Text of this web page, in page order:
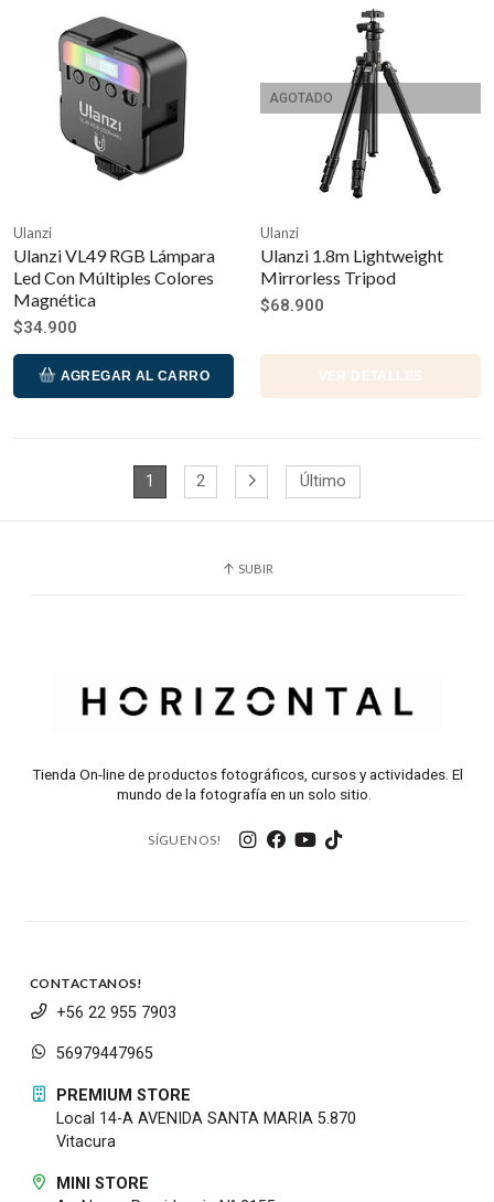
Ulanzi
Ulanzi VL49 RGB Lámpara
Led Con Múltiples Colores
Magnética
$34.900
AGREGAR AL CARRO
AGOTADO
Ulanzi
Ulanzi 1.8m Lightweight
Mirrorless Tripod
$68.900
VER DETALLES
1 2 Último
SUBIR
Tienda On-line de productos fotográficos, cursos y actividades. El
mundo de la fotografía en un solo sitio.
SÍGUENOS!
CONTACTANOS!
+56 22 955 7903
56979447965
PREMIUM STORE
Local 14-A AVENIDA SANTA MARIA 5.870
Vitacura
MINI STORE